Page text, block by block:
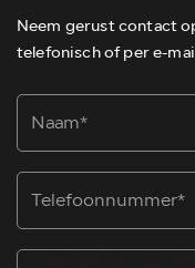
Neem gerust contact
telefonisch of per e-